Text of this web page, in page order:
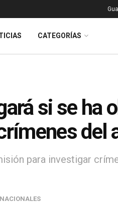
CATEGORÍAS
si se ha
del
para investigar